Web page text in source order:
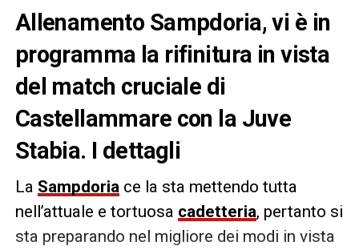
Allenamento Sampdoria, vi è in
programma la rifinitura in vista
del match cruciale di
Castellammare con la Juve
Stabia. I dettagli
La Sampdoriace la sta mettendo tutta
nell’attuale e tortuosa cadetteria, pertanto si
sta preparando nel migliore dei modi in vista